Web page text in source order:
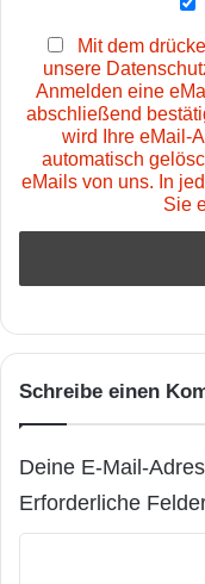
Mit dem
unsere
Anmelden eine
abschließend
wird Ihre eMail-
automatisch
eMails von uns. In
Sie
Schreibe einen
Deine E-Mail-
Erforderliche